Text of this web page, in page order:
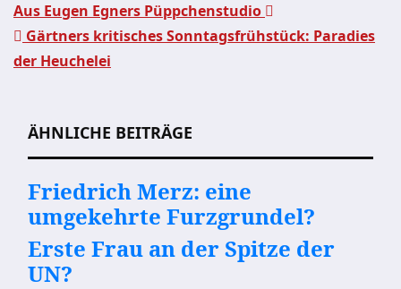
Beitragsnavigation
Aus Eugen Egners Püppchenstudio
Gärtners kritisches Sonntagsfrühstück: Paradies
der Heuchelei
ÄHNLICHE BEITRÄGE
Friedrich Merz: eine
umgekehrte Furzgrundel?
Erste Frau an der Spitze der
UN?